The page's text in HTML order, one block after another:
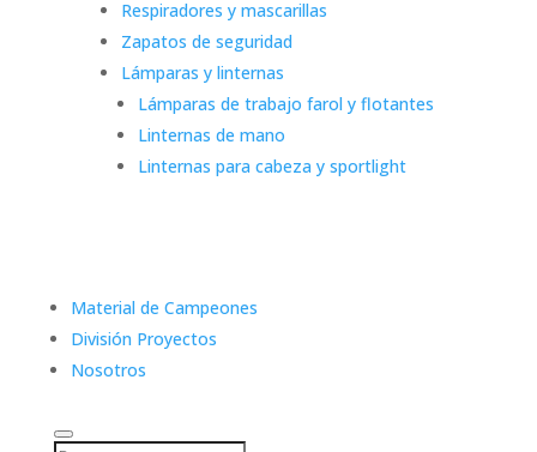
Respiradores y mascarillas
Zapatos de seguridad
Lámparas y linternas
Lámparas de trabajo farol y flotantes
Linternas de mano
Linternas para cabeza y sportlight
Material de Campeones
División Proyectos
Nosotros